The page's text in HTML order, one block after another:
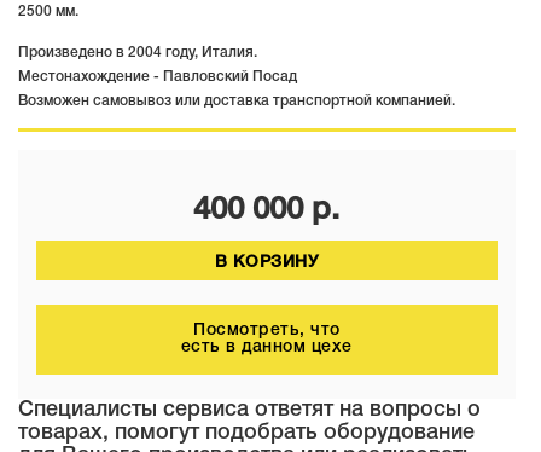
2500 мм.
Произведено в 2004 году, Италия.
Местонахождение - Павловский Посад
Возможен самовывоз или доставка транспортной компанией.
400 000р.
В КОРЗИНУ
Посмотреть, что
есть в данном цехе
Специалисты сервиса ответят на вопросы о
товарах, помогут подобрать оборудование